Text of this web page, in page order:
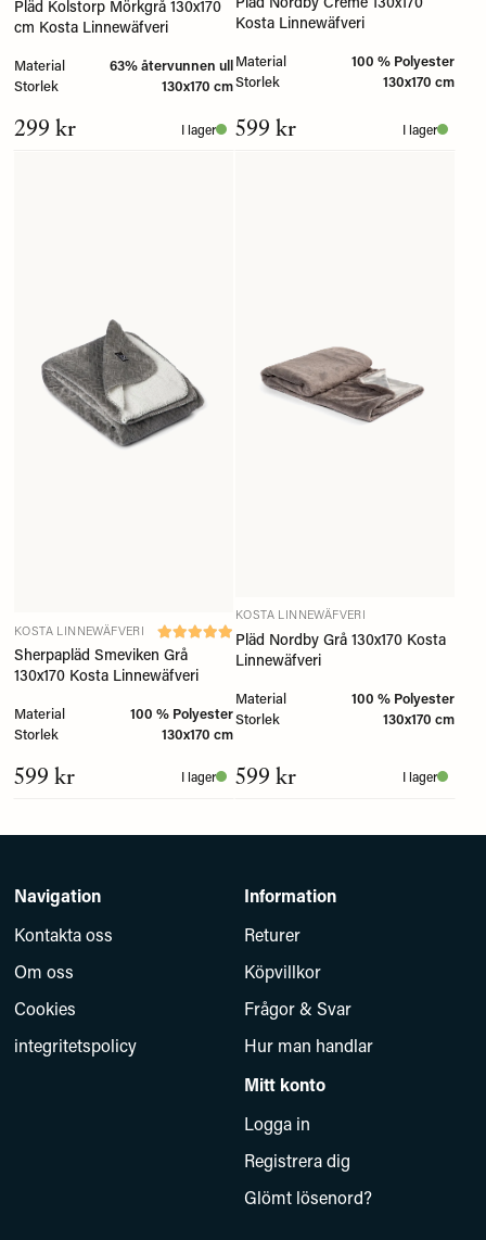
Pläd Kolstorp Mörkgrå 130x170
cm Kosta Linnewäfveri
Material
63% återvunnen ull
Storlek
130x170 cm
299 kr I lager
Kosta Linnewäfveri
Material
100 % Polyester
Storlek
130x170 cm
599 kr I lager
KOSTA LINNEWÄFVERI
Sherpapläd Smeviken Grå
130x170 Kosta Linnewäfveri
Material
100 % Polyester
Storlek
130x170 cm
599 kr I lager
KOSTA LINNEWÄFVERI
Pläd Nordby Grå 130x170 Kosta
Linnewäfveri
Material
100 % Polyester
Storlek
130x170 cm
599 kr I lager
Navigation
Kontakta oss
Om oss
Cookies
integritetspolicy
Information
Returer
Köpvillkor
Frågor & Svar
Hur man handlar
Mitt konto
Logga in
Registrera dig
Glömt lösenord?